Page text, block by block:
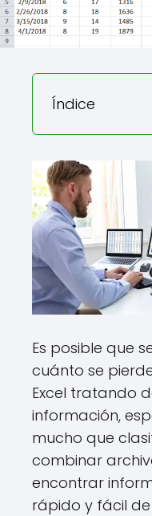
Índice
Es posible que
cuánto se
Excel tratando
información,
mucho que
combinar
encontrar
rápido y fácil